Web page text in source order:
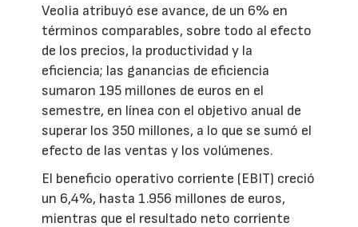
Veolia atribuyó ese avance, de un 6% en
términos comparables, sobre todo al efecto
de los precios, la productividad y la
eficiencia; las ganancias de eficiencia
sumaron 195 millones de euros en el
semestre, en línea con el objetivo anual de
superar los 350 millones, a lo que se sumó el
efecto de las ventas y los volúmenes.
El beneficio operativo corriente (EBIT) creció
un 6,4%, hasta 1.956 millones de euros,
mientras que el resultado neto corriente